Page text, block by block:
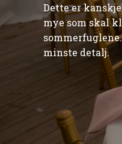
Dette er
mye som skal
minste detalj.